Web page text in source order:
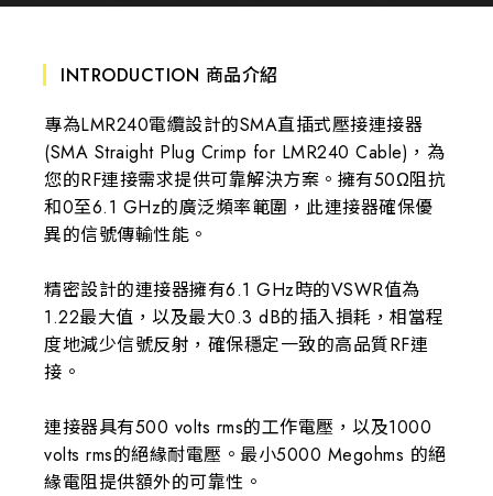
INTRODUCTION 商品介紹
專為LMR240電纜設計的SMA直插式壓接連接器
(SMA Straight Plug Crimp for LMR240 Cable)，為
您的RF連接需求提供可靠解決方案。擁有50Ω阻抗
和0至6.1 GHz的廣泛頻率範圍，此連接器確保優
異的信號傳輸性能。
精密設計的連接器擁有6.1 GHz時的VSWR值為
1.22最大值，以及最大0.3 dB的插入損耗，相當程
度地減少信號反射，確保穩定一致的高品質RF連
接。
連接器具有500 volts rms的工作電壓，以及1000
volts rms的絕緣耐電壓。最小5000 Megohms 的絕
緣電阻提供額外的可靠性。